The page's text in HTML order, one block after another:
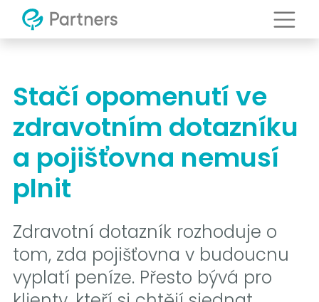
Stačí opomenutí ve
zdravotním dotazníku
a pojišťovna nemusí
plnit
Zdravotní dotazník rozhoduje o
tom, zda pojišťovna v budoucnu
vyplatí peníze. Přesto bývá pro